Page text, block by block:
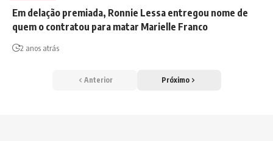
Em delação premiada, Ronnie Lessa entregou nome de
quem o contratou para matar Marielle Franco
2 anos atrás
Anterior Próximo